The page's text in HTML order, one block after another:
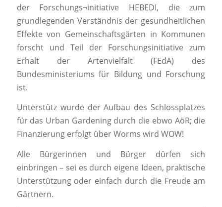
der Forschungs¬initiative HEBEDI, die zum
grundlegenden Verständnis der gesundheitlichen
Effekte von Gemeinschaftsgärten in Kommunen
forscht und Teil der Forschungsinitiative zum
Erhalt der Artenvielfalt (FEdA) des
Bundesministeriums für Bildung und Forschung
ist.
Unterstütz wurde der Aufbau des Schlossplatzes
für das Urban Gardening durch die ebwo AöR; die
Finanzierung erfolgt über Worms wird WOW!
Alle Bürgerinnen und Bürger dürfen sich
einbringen – sei es durch eigene Ideen, praktische
Unterstützung oder einfach durch die Freude am
Gärtnern.